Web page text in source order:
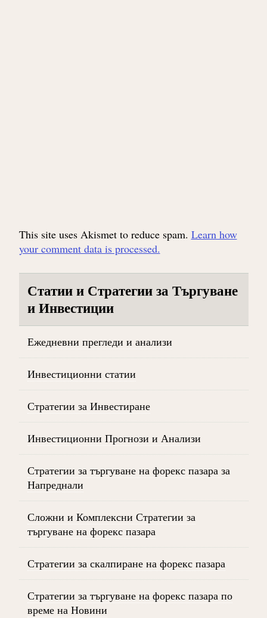
This site uses Akismet to reduce spam. Learn how
your comment data is processed.
Статии и Стратегии за Търгуване
и Инвестиции
Ежедневни прегледи и анализи
Инвестиционни статии
Стратегии за Инвестиране
Инвестиционни Прогнози и Анализи
Стратегии за търгуване на форекс пазара за
Напреднали
Сложни и Комплексни Стратегии за
търгуване на форекс пазара
Стратегии за скалпиране на форекс пазара
Стратегии за търгуване на форекс пазара по
време на Новини